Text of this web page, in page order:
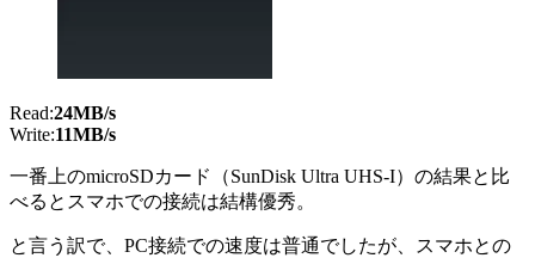
Read:24MB/s
Write:11MB/s
一番上のmicroSDカード（SunDisk Ultra UHS-I）の結果と比
べるとスマホでの接続は結構優秀。
と言う訳で、PC接続での速度は普通でしたが、スマホとの